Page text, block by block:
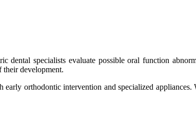
specialists evaluate possible oral function
their development.
orthodontic intervention and specialized